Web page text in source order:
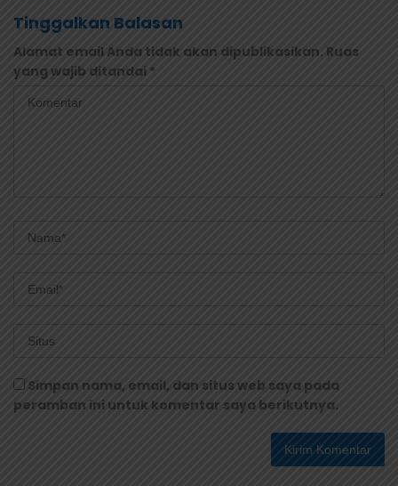
Tinggalkan Balasan
Alamat email Anda tidak akan dipublikasikan. Ruas
yang wajib ditandai *
Simpan nama, email, dan situs web saya pada
peramban ini untuk komentar saya berikutnya.